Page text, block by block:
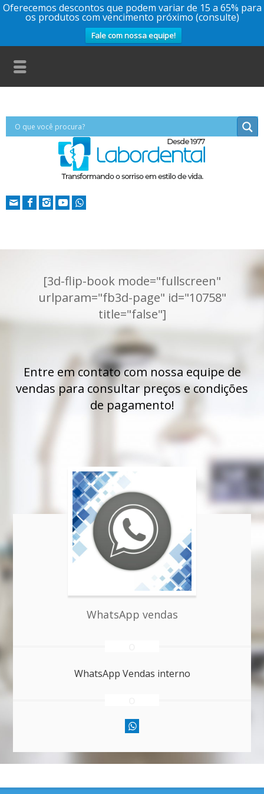
Oferecemos descontos que podem variar de 15 a 65% para
os produtos com vencimento próximo (consulte)
Fale com nossa equipe!
[3d-flip-book mode="fullscreen"
urlparam="fb3d-page" id="10758"
title="false"]
Entre em contato com nossa equipe de
vendas para consultar preços e condições
de pagamento!
WhatsApp vendas
WhatsApp Vendas interno